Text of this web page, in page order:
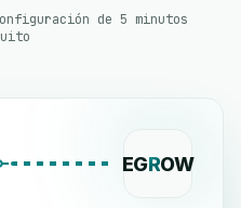
de 5 minutos
EGROW